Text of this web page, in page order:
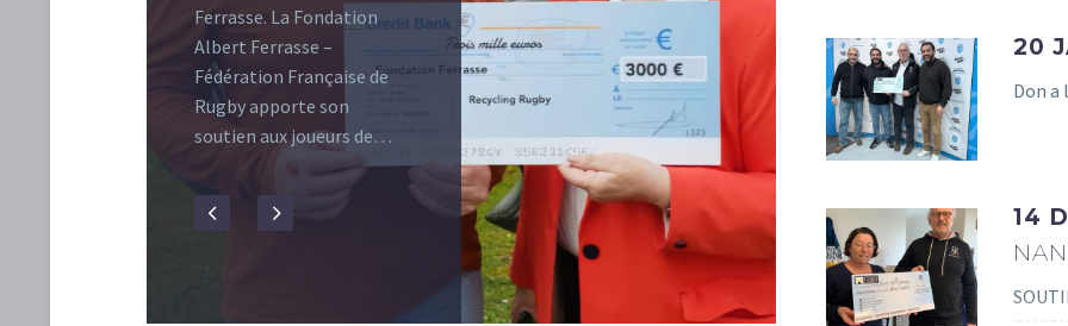
Ferrasse. La Fondation
Albert Ferrasse –
Fédération Française de
Rugby apporte son
soutien aux joueurs de…
association loi 1901, à but
non…
20
Don a
14